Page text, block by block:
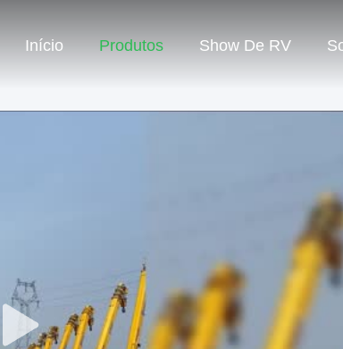
Início Produtos Show De RV